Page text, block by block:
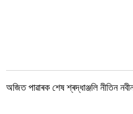
অজিত পাৱাৰক শেষ শ্ৰদ্ধাঞ্জলি নীতিন